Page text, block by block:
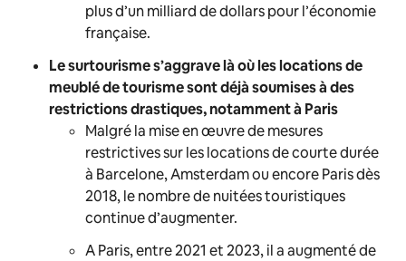
plus d’un milliard de dollars pour l’économie
française.
Le surtourisme s’aggrave là où les locations de
meublé de tourisme sont déjà soumises à des
restrictions drastiques,notamment à Paris
Malgré la mise en œuvre de mesures
restrictives sur les locations de courte durée
à Barcelone, Amsterdam ou encore Paris dès
2018, le nombre de nuitées touristiques
continue d’augmenter.
A Paris, entre 2021 et 2023, il a augmenté de